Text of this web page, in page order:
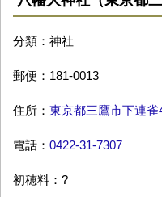
分類：神社
郵便：181-0013
住所： 東京都三鷹市下連雀
電話： 0422-31-7307
初穂料：?